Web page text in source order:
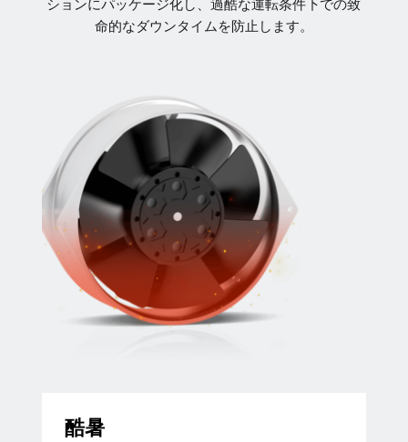
ションにパッケージ化し、過酷な運転条件下での致
命的なダウンタイムを防止します。
酷暑